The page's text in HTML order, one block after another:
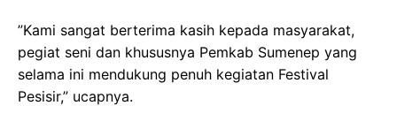
”Kami sangat berterima kasih kepada masyarakat,
pegiat seni dan khususnya Pemkab Sumenep yang
selama ini mendukung penuh kegiatan Festival
Pesisir,” ucapnya.